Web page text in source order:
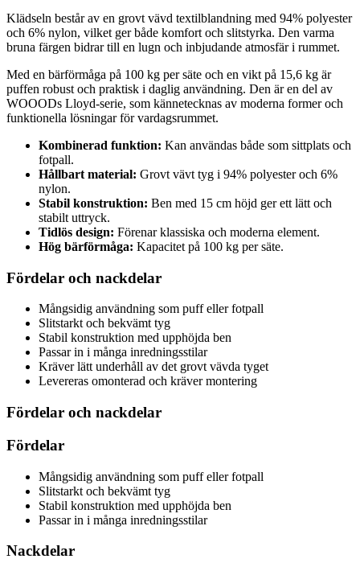
Klädseln består av en grovt vävd textilblandning med 94% polyester
och 6% nylon, vilket ger både komfort och slitstyrka. Den varma
bruna färgen bidrar till en lugn och inbjudande atmosfär i rummet.
Med en bärförmåga på 100 kg per säte och en vikt på 15,6 kg är
puffen robust och praktisk i daglig användning. Den är en del av
WOOODs Lloyd-serie, som kännetecknas av moderna former och
funktionella lösningar för vardagsrummet.
Kombinerad funktion: Kan användas både som sittplats och
fotpall.
Hållbart material: Grovt vävt tyg i 94% polyester och 6%
nylon.
Stabil konstruktion: Ben med 15 cm höjd ger ett lätt och
stabilt uttryck.
Tidlös design: Förenar klassiska och moderna element.
Hög bärförmåga: Kapacitet på 100 kg per säte.
Fördelar och nackdelar
Mångsidig användning som puff eller fotpall
Slitstarkt och bekvämt tyg
Stabil konstruktion med upphöjda ben
Passar in i många inredningsstilar
Kräver lätt underhåll av det grovt vävda tyget
Levereras omonterad och kräver montering
Fördelar och nackdelar
Fördelar
Mångsidig användning som puff eller fotpall
Slitstarkt och bekvämt tyg
Stabil konstruktion med upphöjda ben
Passar in i många inredningsstilar
Nackdelar